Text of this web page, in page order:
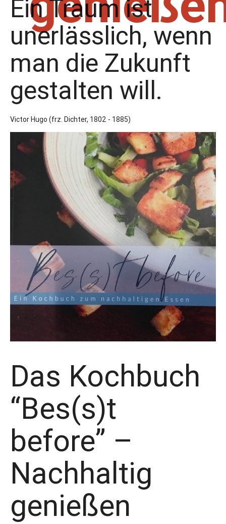
Ein Traum ist
unerlässlich, wenn
man die Zukunft
gestalten will.
Victor Hugo (frz. Dichter, 1802 - 1885)
Das Kochbuch
“Bes(s)t
before” –
Nachhaltig
genießen